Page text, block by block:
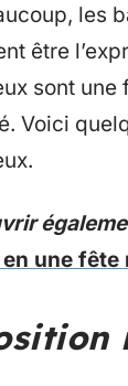
les
être
sont une
Voici
une fête